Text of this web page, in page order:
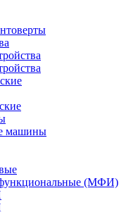
машины
(МФИ)